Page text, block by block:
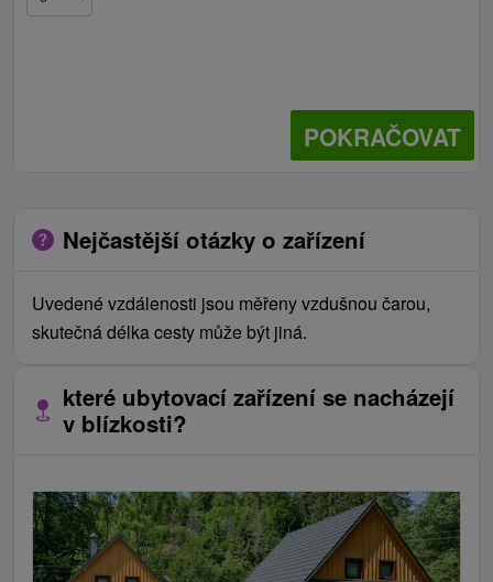
POKRAČOVAT
Nejčastější otázky o zařízení
Uvedené vzdálenosti jsou měřeny vzdušnou čarou,
skutečná délka cesty může být jiná.
které ubytovací zařízení se nacházejí
v blízkosti?